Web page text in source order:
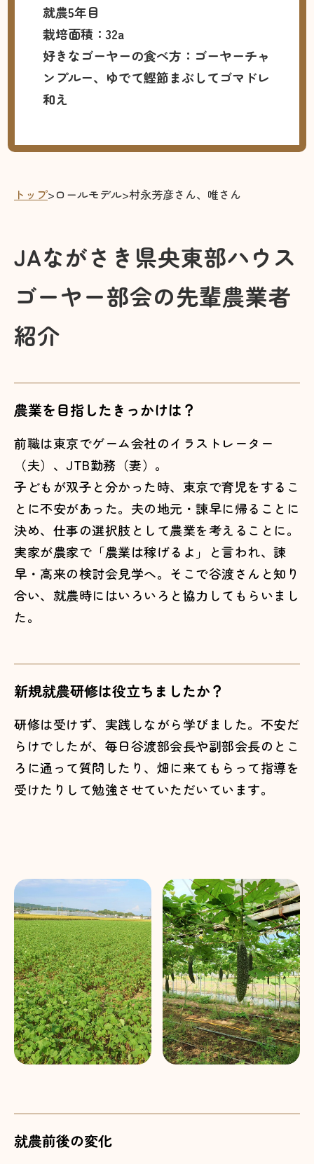
就農5年目
栽培面積：32a
好きなゴーヤーの食べ方：ゴーヤーチャ
ンプルー、ゆでて鰹節まぶしてゴマドレ
和え
トップ>ロールモデル>村永芳彦さん、唯さん
JAながさき県央東部ハウス
ゴーヤー部会の先輩農業者
紹介
農業を目指したきっかけは？
前職は東京でゲーム会社のイラストレーター
（夫）、JTB勤務（妻）。
子どもが双子と分かった時、東京で育児をするこ
とに不安があった。夫の地元・諫早に帰ることに
決め、仕事の選択肢として農業を考えることに。
実家が農家で「農業は稼げるよ」と言われ、諫
早・高来の検討会見学へ。そこで谷渡さんと知り
合い、就農時にはいろいろと協力してもらいまし
た。
新規就農研修は役立ちましたか？
研修は受けず、実践しながら学びました。不安だ
らけでしたが、毎日谷渡部会長や副部会長のとこ
ろに通って質問したり、畑に来てもらって指導を
受けたりして勉強させていただいています。
就農前後の変化